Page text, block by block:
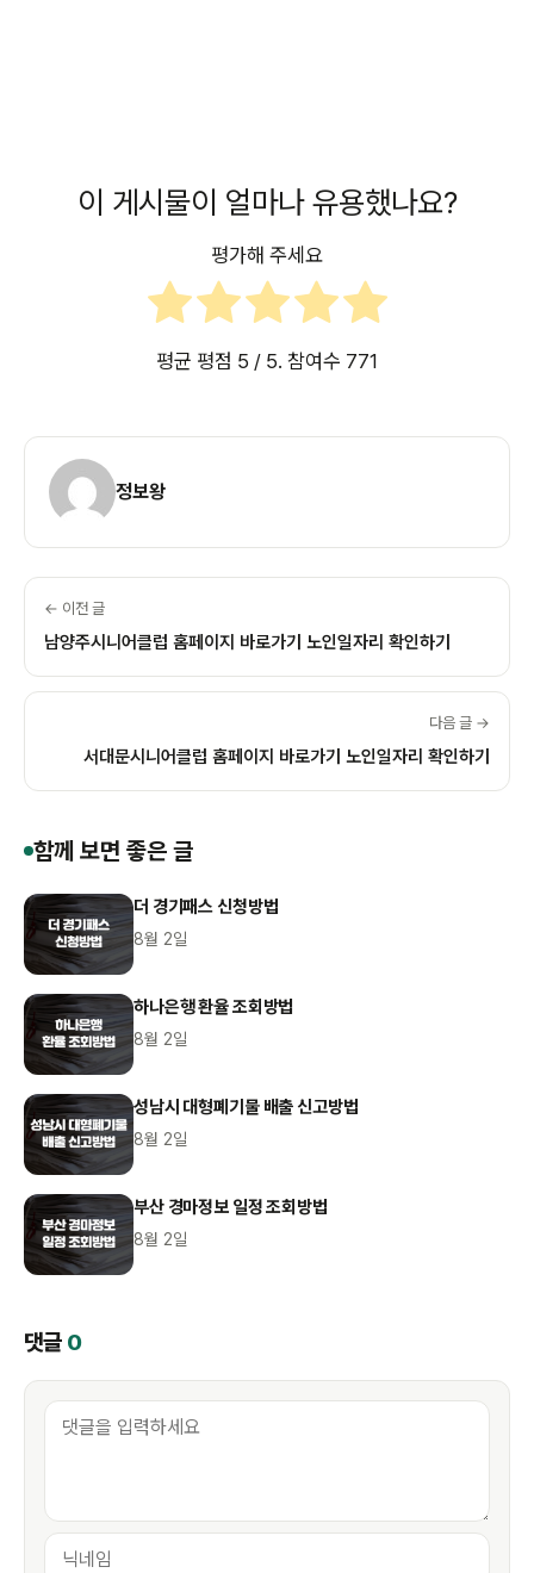
이 게시물이 얼마나 유용했나요?
평가해 주세요
평균 평점 5 / 5. 참여수 771
정보왕
← 이전 글
남양주시니어클럽 홈페이지 바로가기 노인일자리 확인하기
다음 글 →
서대문시니어클럽 홈페이지 바로가기 노인일자리 확인하기
함께 보면 좋은 글
더 경기패스 신청방법
8월 2일
하나은행 환율 조회방법
8월 2일
성남시 대형폐기물 배출 신고방법
8월 2일
부산 경마정보 일정 조회방법
8월 2일
댓글 0